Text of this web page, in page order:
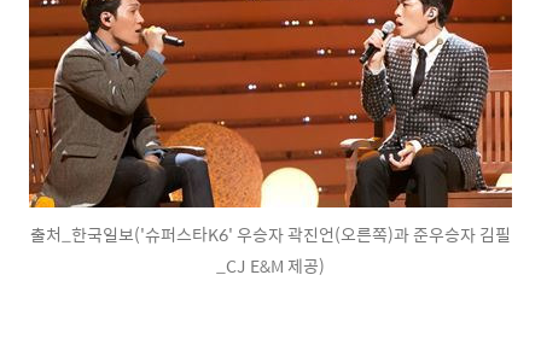
출처_한국일보('슈퍼스타K6' 우승자 곽진언(오른쪽)과 준우승자 김필
_CJ E&M 제공)